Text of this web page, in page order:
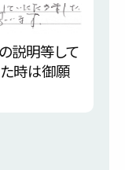
説明等して
た時は御願